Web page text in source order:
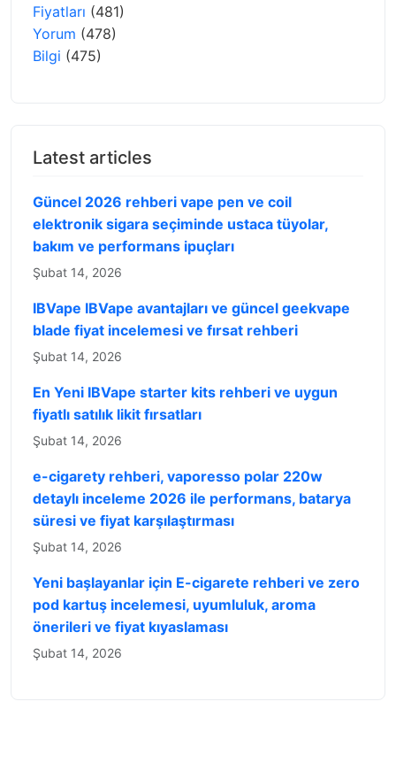
Fiyatları (481)
Yorum (478)
Bilgi (475)
Latest articles
Güncel 2026 rehberi vape pen ve coil
elektronik sigara seçiminde ustaca tüyolar,
bakım ve performans ipuçları
Şubat 14, 2026
IBVape IBVape avantajları ve güncel geekvape
blade fiyat incelemesi ve fırsat rehberi
Şubat 14, 2026
En Yeni IBVape starter kits rehberi ve uygun
fiyatlı satılık likit fırsatları
Şubat 14, 2026
e-cigarety rehberi, vaporesso polar 220w
detaylı inceleme 2026 ile performans, batarya
süresi ve fiyat karşılaştırması
Şubat 14, 2026
Yeni başlayanlar için E-cigarete rehberi ve zero
pod kartuş incelemesi, uyumluluk, aroma
önerileri ve fiyat kıyaslaması
Şubat 14, 2026